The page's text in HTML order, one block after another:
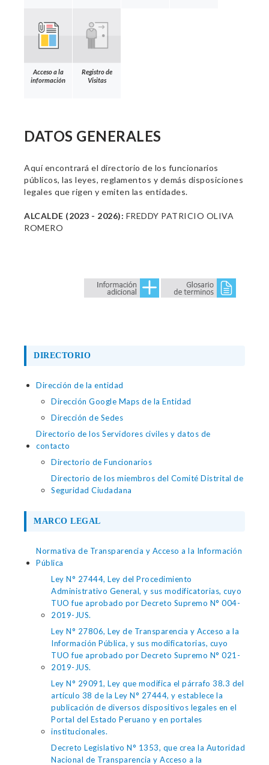
Acceso a la
información
Registro de
Visitas
DATOS GENERALES
Aquí encontrará el directorio de los funcionarios
públicos, las leyes, reglamentos y demás disposiciones
legales que rigen y emiten las entidades.
ALCALDE (2023 - 2026): FREDDY PATRICIO OLIVA
ROMERO
DIRECTORIO
Dirección de la entidad
Dirección Google Maps de la Entidad
Dirección de Sedes
Directorio de los Servidores civiles y datos de
contacto
Directorio de Funcionarios
Directorio de los miembros del Comité Distrital de
Seguridad Ciudadana
MARCO LEGAL
Normativa de Transparencia y Acceso a la Información
Pública
Ley N° 27444, Ley del Procedimiento
Administrativo General, y sus modificatorias, cuyo
TUO fue aprobado por Decreto Supremo N° 004-
2019-JUS.
Ley N° 27806, Ley de Transparencia y Acceso a la
Información Pública, y sus modificatorias, cuyo
TUO fue aprobado por Decreto Supremo N° 021-
2019-JUS.
Ley N° 29091, Ley que modifica el párrafo 38.3 del
artículo 38 de la Ley N° 27444, y establece la
publicación de diversos dispositivos legales en el
Portal del Estado Peruano y en portales
institucionales.
Decreto Legislativo N° 1353, que crea la Autoridad
Nacional de Transparencia y Acceso a la